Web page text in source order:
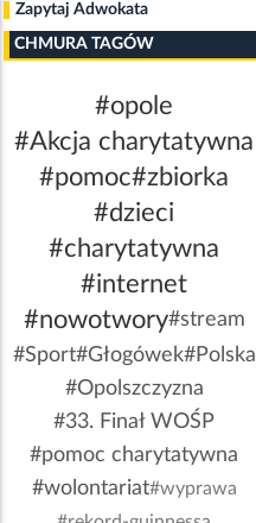
Zapytaj Adwokata
CHMURA TAGÓW
#opole
#Akcja charytatywna
#pomoc#zbiorka
#dzieci
#charytatywna
#internet
#nowotwory#stream
#Sport#Głogówek#Polska
#Opolszczyzna
#33. Finał WOŚP
#pomoc charytatywna
#wolontariat#wyprawa